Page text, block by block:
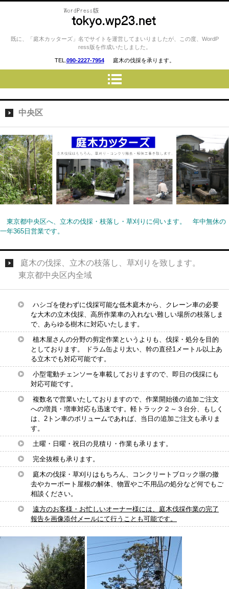
庭木カッターズ / 立木の伐採、草
刈り、コンクリート・ウッドデ
ッキの撤去、物置・プレハブ・
車庫・カーポートの解体 etc…
を承ります。 東京都23区・三
既に、「庭木カッターズ」名でサイトを運営してまいりましたが、この度、WordP
ress版を作成いたしました。
TEL. 090-2227-7954 庭木の伐採を承ります。
中央区
東京都中央区へ、立木の伐採・枝落し・草刈りに伺います。 年中無休の
一年365日営業です。
庭木の伐採、立木の枝落し、草刈りを致します。
東京都中央区内全域
ハシゴを使わずに伐採可能な低木庭木から、クレーン車の必要
な大木の立木伐採、高所作業車の入れない難しい場所の枝落しま
で、あらゆる樹木に対応いたします。
植木屋さんの分野の剪定作業というよりも、伐採・処分を目的
としております。 ドラム缶より太い、幹の直径1メートル以上あ
る立木でも対応可能です。
小型電動チェンソーを車載しておりますので、即日の伐採にも
対応可能です。
複数名で営業いたしておりますので、作業開始後の追加ご注文
への増員・増車対応も迅速です。軽トラック２～３台分、もしく
は、2トン車のボリュームであれば、当日の追加ご注文も承りま
す。
土曜・日曜・祝日の見積り・作業も承ります。
完全抜根も承ります。
庭木の伐採・草刈りはもちろん、コンクリートブロック塀の撤
去やカーポート屋根の解体、物置やご不用品の処分など何でもご
相談ください。
遠方のお客様・お忙しいオーナー様には、庭木伐採作業の完了
報告を画像添付メールにて行うことも可能です。